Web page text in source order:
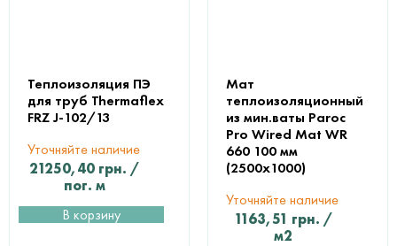
Теплоизоляция ПЭ
для труб Thermaflex
FRZ J-102/13
Уточняйте наличие
21250,40 грн. /
пог. м
В корзину
Мат
теплоизоляционный
из мин.ваты Paroc
Pro Wired Mat WR
660 100 мм
(2500х1000)
Уточняйте наличие
1163,51 грн. /
м2